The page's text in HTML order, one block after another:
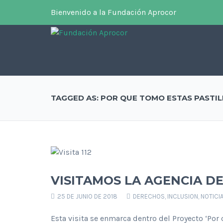
Bienvenido a la Fundación Aprocor
TAGGED AS: POR QUE TOMO ESTAS
VISITAMOS LA AGENCIA
25 DE JUNIO DE 2018 DERECHOS, INCLUSION,
Esta visita se enmarca dentro del Proyecto